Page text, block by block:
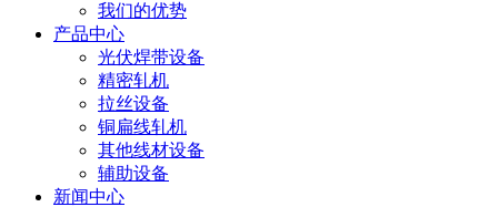
我们的优势
产品中心
光伏焊带设备
精密轧机
拉丝设备
铜扁线轧机
其他线材设备
辅助设备
新闻中心